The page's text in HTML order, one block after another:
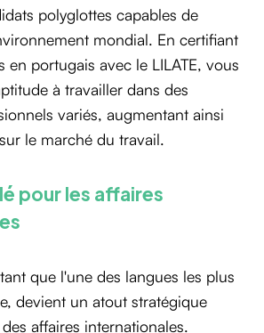
polyglottes capables de
mondial. En certifiant
en portugais avec le LILATE, vous
à travailler dans des
variés, augmentant ainsi
le marché du travail.
pour les affaires
que l'une des langues les plus
devient un atout stratégique
affaires internationales.